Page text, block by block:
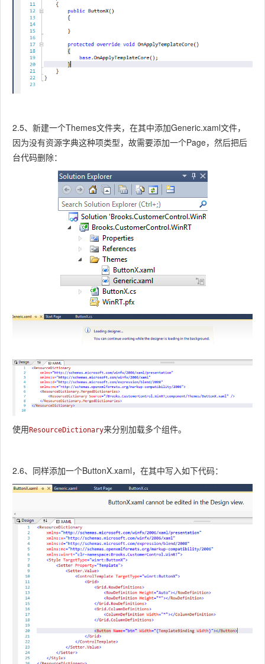
2.5、新建一个Themes文件夹，在其中添加Generic.xaml文件，
因为没有资源字典这种项类型，故需要添加一个Page，然后把后
台代码删除：
使用ResourceDictionary来分别加载多个组件。
2.6、同样添加一个ButtonX.xaml，在其中写入如下代码：